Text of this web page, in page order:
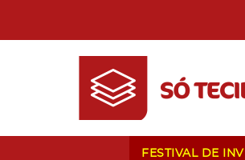
FESTIVAL DE